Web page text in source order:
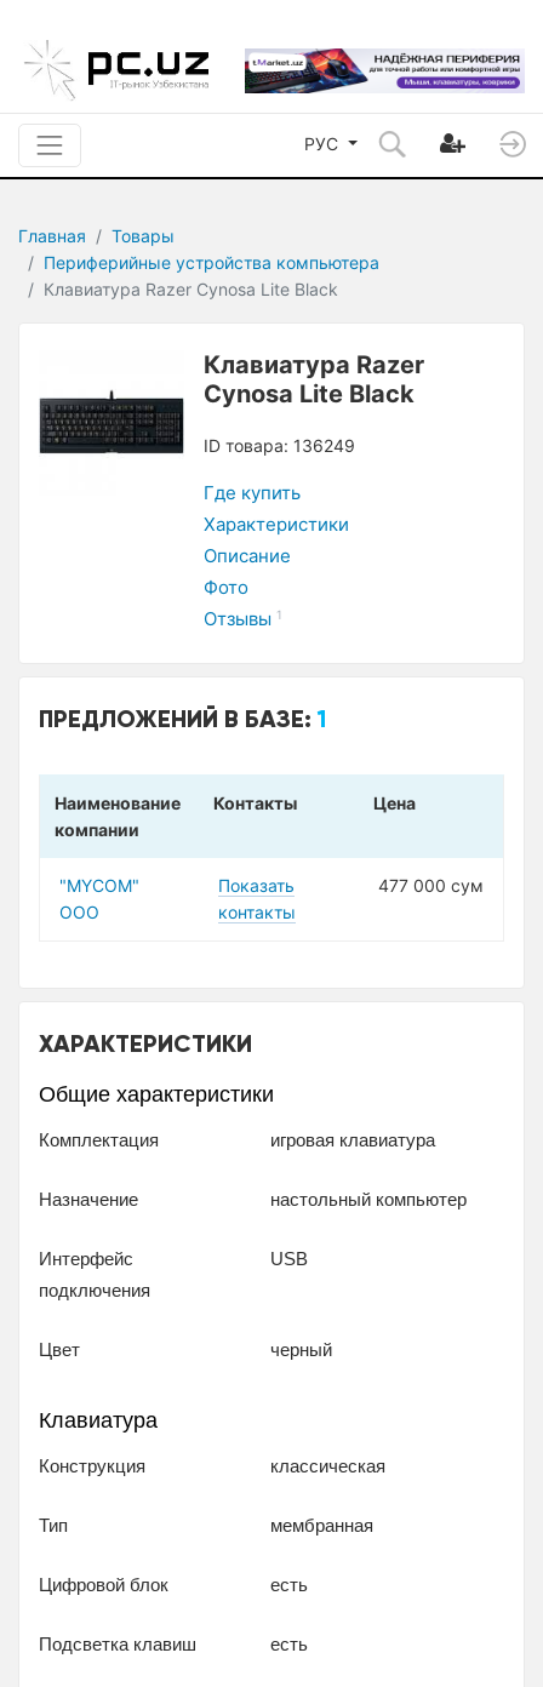
РУС
Главная
Товары
Периферийные устройства компьютера
Клавиатура Razer Cynosa Lite Black
Клавиатура Razer
Cynosa Lite Black
ID товара: 136249
Где купить
Характеристики
Описание
Фото
Отзывы 1
ПРЕДЛОЖЕНИЙ В БАЗЕ:1
Наименование
компании
Контакты Цена
"MYCOM"
ООО
Показать
контакты
477 000 сум
ХАРАКТЕРИСТИКИ
Общие характеристики
Комплектация игровая клавиатура
Назначение настольный компьютер
Интерфейс
подключения
USB
Цвет черный
Клавиатура
Конструкция классическая
Тип мембранная
Цифровой блок есть
Подсветка клавиш есть